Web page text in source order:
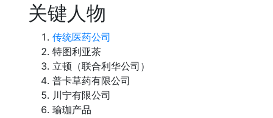
关键人物
传统医药公司
特图利亚茶
立顿（联合利华公司）
普卡草药有限公司
川宁有限公司
瑜珈产品